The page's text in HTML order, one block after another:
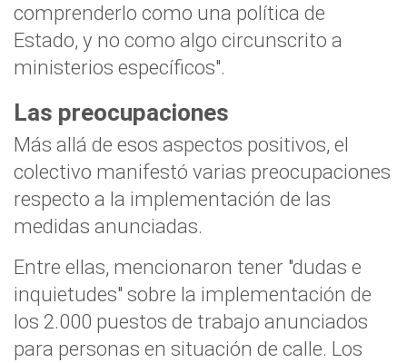
comprenderlo como una política de
Estado, y no como algo circunscrito a
ministerios específicos".
Las preocupaciones
Más allá de esos aspectos positivos, el
colectivo manifestó varias preocupaciones
respecto a la implementación de las
medidas anunciadas.
Entre ellas, mencionaron tener "dudas e
inquietudes" sobre la implementación de
los 2.000 puestos de trabajo anunciados
para personas en situación de calle. Los